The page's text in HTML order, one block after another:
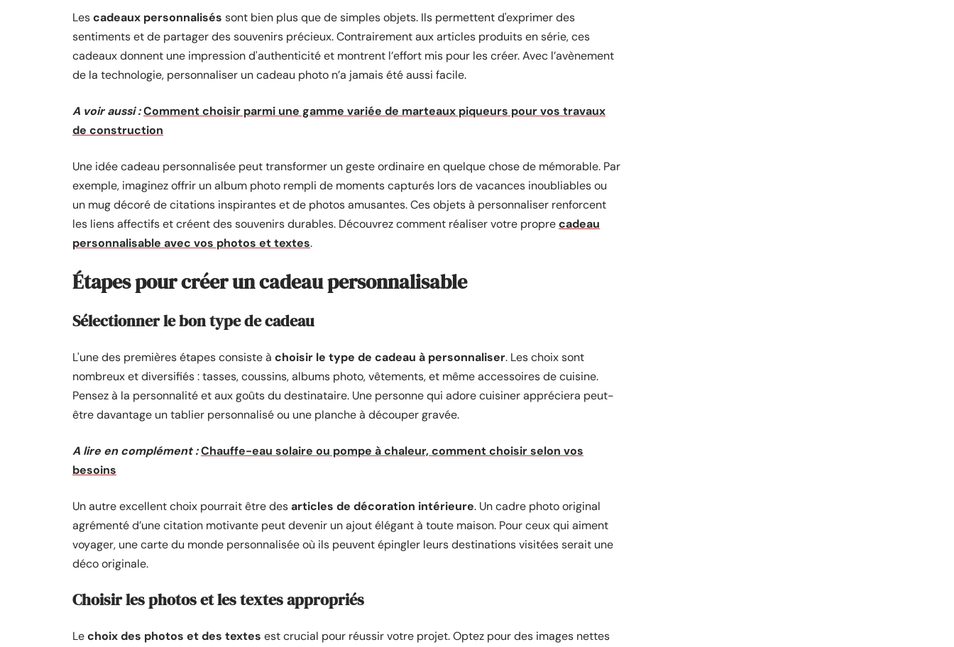
Lescadeaux personnalisés sont bien plus que de simples objets. Ils permettent d'exprimer des
sentiments et de partager des souvenirs précieux. Contrairement aux articles produits en série, ces
cadeaux donnent une impression d'authenticité et montrent l’effort mis pour les créer. Avec l’avènement
de la technologie, personnaliser un cadeau photo n’a jamais été aussi facile.
A voir aussi :Comment choisir parmi une gamme variée de marteaux piqueurs pour vos travaux
de construction
Une idée cadeau personnalisée peut transformer un geste ordinaire en quelque chose de mémorable. Par
exemple, imaginez offrir un album photo rempli de moments capturés lors de vacances inoubliables ou
un mug décoré de citations inspirantes et de photos amusantes. Ces objets à personnaliser renforcent
les liens affectifs et créent des souvenirs durables. Découvrez comment réaliser votre proprecadeau
personnalisable avec vos photos et textes.
Étapes pour créer un cadeau personnalisable
Sélectionner le bon type de cadeau
L'une des premières étapes consiste à choisir le type de cadeau à personnaliser. Les choix sont
nombreux et diversifiés : tasses, coussins, albums photo, vêtements, et même accessoires de cuisine.
Pensez à la personnalité et aux goûts du destinataire. Une personne qui adore cuisiner appréciera peut-
être davantage un tablier personnalisé ou une planche à découper gravée.
A lire en complément :Chauffe-eau solaire ou pompe à chaleur, comment choisir selon vos
besoins
Un autre excellent choix pourrait être desarticles de décoration intérieure. Un cadre photo original
agrémenté d’une citation motivante peut devenir un ajout élégant à toute maison. Pour ceux qui aiment
voyager, une carte du monde personnalisée où ils peuvent épingler leurs destinations visitées serait une
déco originale.
Choisir les photos et les textes appropriés
Lechoix des photos et des textes est crucial pour réussir votre projet. Optez pour des images nettes